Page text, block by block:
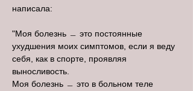
написала:
"Моя болезнь ﹘ это постоянные
ухудшения моих симптомов, если я веду
себя, как в спорте, проявляя
выносливость.
Моя болезнь ﹘ это в больном теле